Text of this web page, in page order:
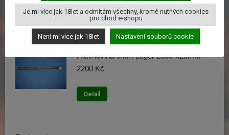
1650Kč
Detail
Hlavňovina 9mm Luger L600-x25mm
2200 Kč
Detail
Je mi více jak 18let a odmítám všechny, kromě nutných cookies
pro chod e-shopu
Není mi více jak 18let Nastavení souborů cookie